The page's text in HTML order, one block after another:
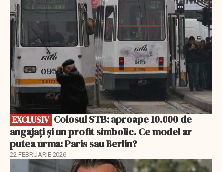
EXCLUSIV
angajați și un profit simbolic. Ce model ar
putea urma: Paris sau Berlin?
22 FEBRUARIE 2026
EXCLUSIV